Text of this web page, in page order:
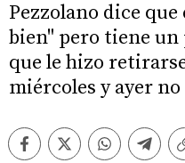
Pezzolano dice
bien" pero tiene un
que le hizo
miércoles y ayer
FacebookTwitterWhatsapp